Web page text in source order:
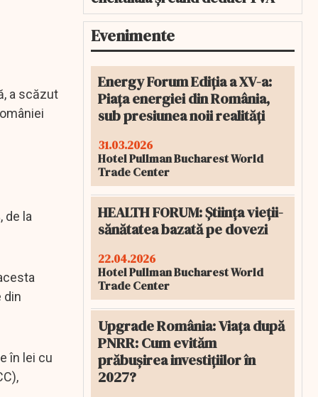
a scăzut
de la
din
în lei cu
Evenimente
Energy Forum Ediția a XV-a:
Piața energiei din România,
sub presiunea noii realități
31.03.2026
Hotel Pullman Bucharest World
Trade Center
HEALTH FORUM: Știința vieții-
sănătatea bazată pe dovezi
22.04.2026
Hotel Pullman Bucharest World
Trade Center
Upgrade România: Viața după
PNRR: Cum evităm
prăbușirea investițiilor în
2027?